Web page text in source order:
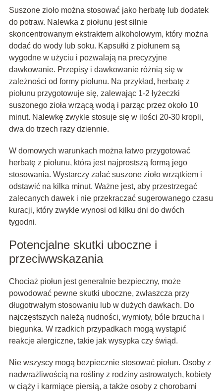
Suszone zioło można stosować jako herbatę lub dodatek
do potraw. Nalewka z piołunu jest silnie
skoncentrowanym ekstraktem alkoholowym, który można
dodać do wody lub soku. Kapsułki z piołunem są
wygodne w użyciu i pozwalają na precyzyjne
dawkowanie. Przepisy i dawkowanie różnią się w
zależności od formy piołunu. Na przykład, herbatę z
piołunu przygotowuje się, zalewając 1-2 łyżeczki
suszonego zioła wrzącą wodą i parząc przez około 10
minut. Nalewkę zwykle stosuje się w ilości 20-30 kropli,
dwa do trzech razy dziennie.
W domowych warunkach można łatwo przygotować
herbatę z piołunu, która jest najprostszą formą jego
stosowania. Wystarczy zalać suszone zioło wrzątkiem i
odstawić na kilka minut. Ważne jest, aby przestrzegać
zalecanych dawek i nie przekraczać sugerowanego czasu
kuracji, który zwykle wynosi od kilku dni do dwóch
tygodni.
Potencjalne skutki uboczne i
przeciwwskazania
Chociaż piołun jest generalnie bezpieczny, może
powodować pewne skutki uboczne, zwłaszcza przy
długotrwałym stosowaniu lub w dużych dawkach. Do
najczęstszych należą nudności, wymioty, bóle brzucha i
biegunka. W rzadkich przypadkach mogą wystąpić
reakcje alergiczne, takie jak wysypka czy świąd.
Nie wszyscy mogą bezpiecznie stosować piołun. Osoby z
nadwrażliwością na rośliny z rodziny astrowatych, kobiety
w ciąży i karmiące piersią, a także osoby z chorobami